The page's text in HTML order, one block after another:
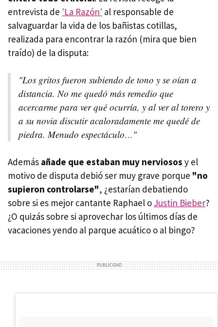
entrevista de 'La Razón' al responsable de
salvaguardar la vida de los bañistas cotillas,
realizada para encontrar la razón (mira que bien
traído) de la disputa:
"Los gritos fueron subiendo de tono y se oían a
distancia. No me quedó más remedio que
acercarme para ver qué ocurría, y al ver al torero y
a su novia discutir acaloradamente me quedé de
piedra. Menudo espectáculo…"
Además añade que estaban muy nerviosos y el
motivo de disputa debió ser muy grave porque "no
supieron controlarse", ¿estarían debatiendo
sobre si es mejor cantante Raphael o Justin Bieber?
¿O quizás sobre si aprovechar los últimos días de
vacaciones yendo al parque acuático o al bingo?